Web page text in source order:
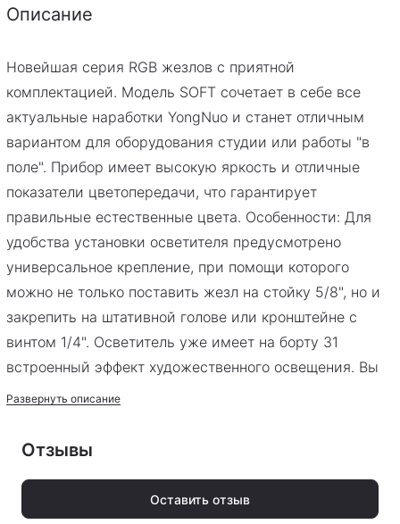
Гарантия:
Описание
Новейшая серия RGB жезлов с приятной
комплектацией. Модель SOFT сочетает в себе все
актуальные наработки YongNuo и станет отличным
вариантом для оборудования студии или работы "в
поле". Прибор имеет высокую яркость и отличные
показатели цветопередачи, что гарантирует
правильные естественные цвета. Особенности: Для
удобства установки осветителя предусмотрено
универсальное крепление, при помощи которого
можно не только поставить жезл на стойку 5/8", но и
закрепить на штативной голове или кронштейне с
винтом 1/4". Осветитель уже имеет на борту 31
встроенный эффект художественного освещения. Вы
сможете имитировать вспышки папарацци, сирену
светомузыку на вечеринке! Настроить параметры
корпус, так и через мобильное приложение. Режим
RGB позволяет воспроизводить практически любой
Развернуть описание
Отзывы
Оставить отзыв